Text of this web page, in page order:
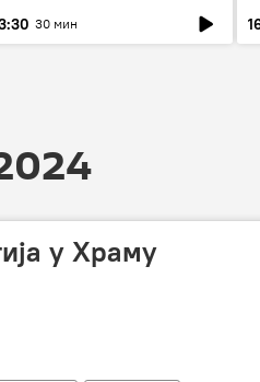
30 мин
у Храму